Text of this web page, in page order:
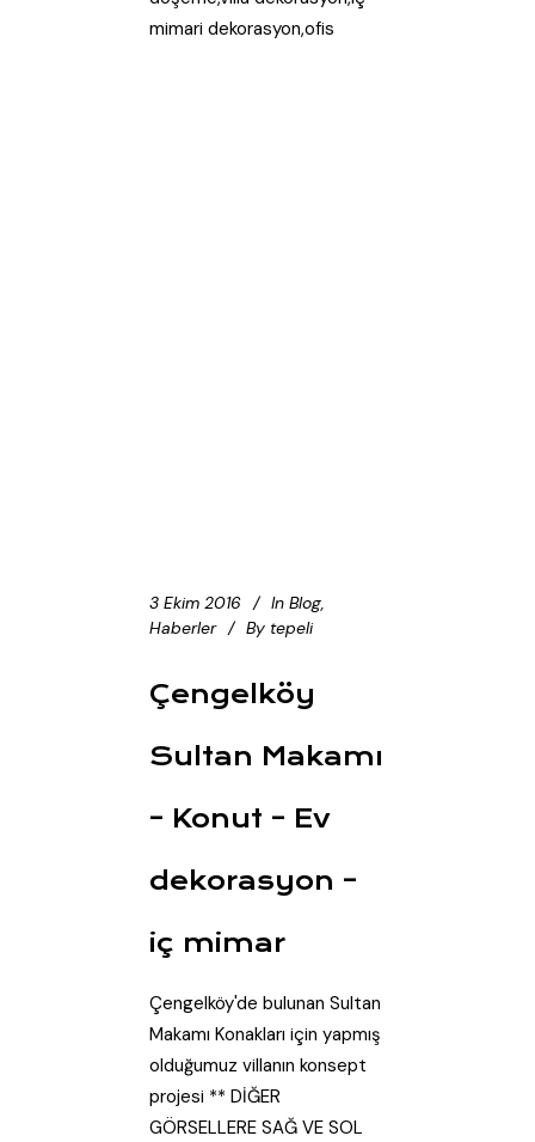
mimari dekorasyon,ofis
3 Ekim 2016 In Blog,
Haberler
By tepeli
Çengelköy
Sultan Makamı
– Konut – Ev
dekorasyon –
iç mimar
Çengelköy'de bulunan Sultan
Makamı Konakları için yapmış
olduğumuz villanın konsept
projesi ** DİĞER
GÖRSELLERE SAĞ VE SOL